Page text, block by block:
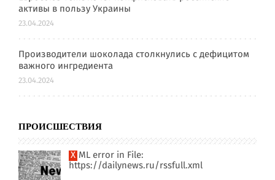
активы в пользу Украины
23.04.2024
Производители шоколада столкнулись с дефицитом
важного ингредиента
23.04.2024
ПРОИСШЕСТВИЯ
XML error in File:
https://dailynews.ru/rssfull.xml